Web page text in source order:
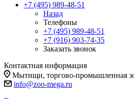
+7 (495) 989-48-51
Назад
Телефоны
+7 (495) 989-48-51
+7 (916) 903-74-35
Заказать звонок
Контактная информация
Мытищи, торгово-промышленная
info@zoo-mega.ru